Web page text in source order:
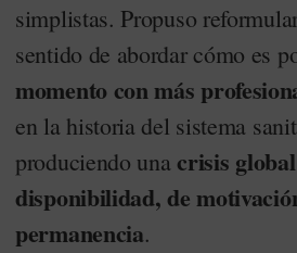
simplistas. Propuso
sentido de abordar cómo es
momento con más
en la historia del sistema
produciendo una crisis
disponibilidad, de
permanencia.